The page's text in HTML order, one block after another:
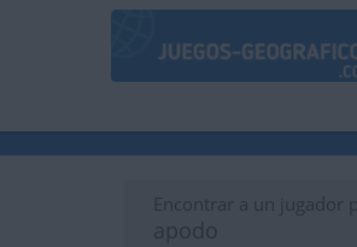
Encontrar a un jugador
apodo